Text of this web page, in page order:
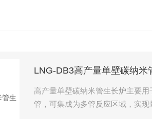
LNG-DB3高产量单壁碳纳米
高产量单壁碳纳米管生长炉主要
管，可集成为多管反应区域，实